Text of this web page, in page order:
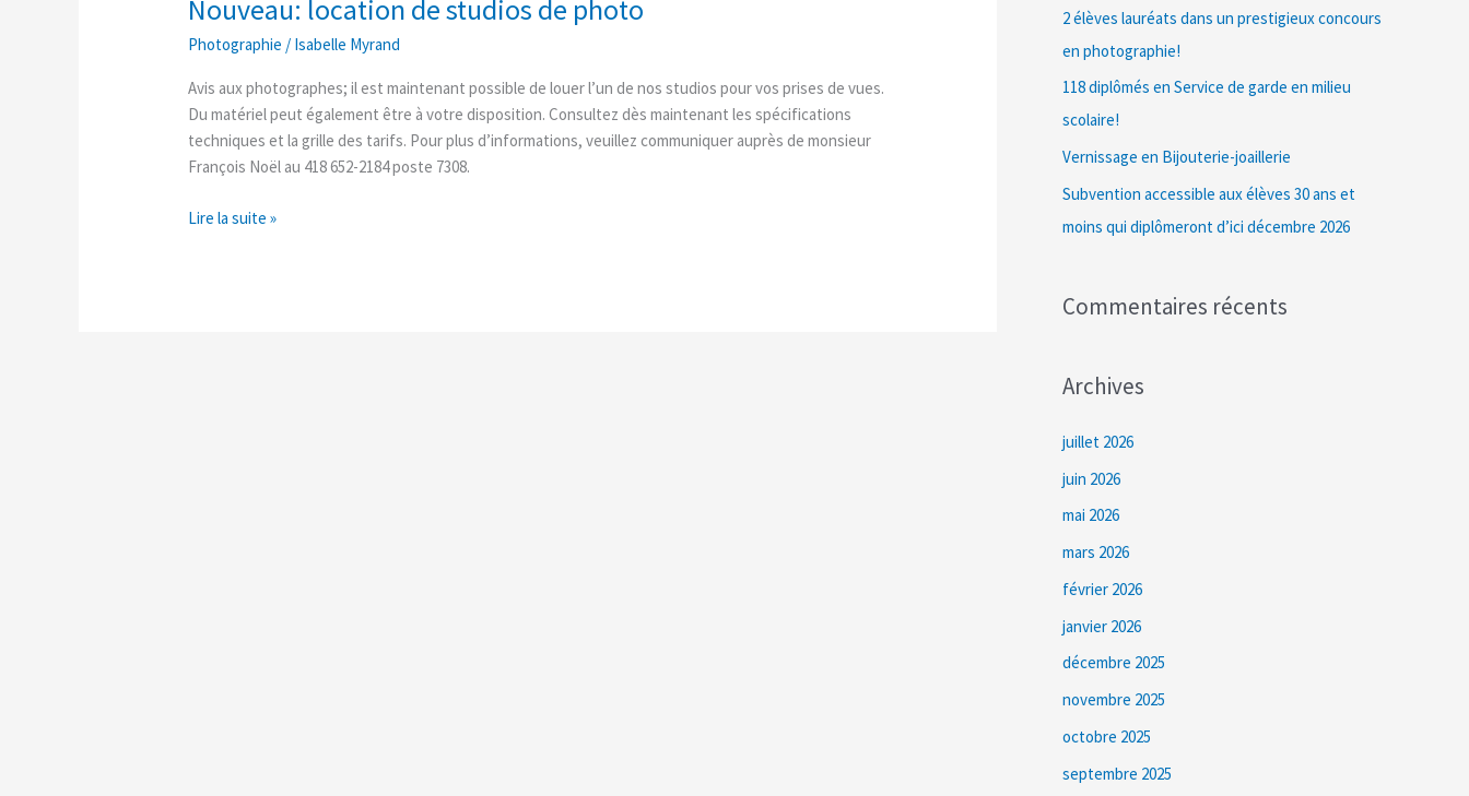
Nouveau: location de studios de photo
Photographie / Isabelle Myrand
Avis aux photographes; il est maintenant possible de louer l’un de nos studios pour vos prises de vues.
Du matériel peut également être à votre disposition. Consultez dès maintenant les spécifications
techniques et la grille des tarifs. Pour plus d’informations, veuillez communiquer auprès de monsieur
François Noël au 418 652-2184 poste 7308.
de
studios
de
photo
Lire la suite »
2 élèves lauréats dans un prestigieux concours
en photographie!
118 diplômés en Service de garde en milieu
scolaire!
Vernissage en Bijouterie-joaillerie
Subvention accessible aux élèves 30 ans et
moins qui diplômeront d’ici décembre 2026
Commentaires récents
Archives
juillet 2026
juin 2026
mai 2026
mars 2026
février 2026
janvier 2026
décembre 2025
novembre 2025
octobre 2025
septembre 2025